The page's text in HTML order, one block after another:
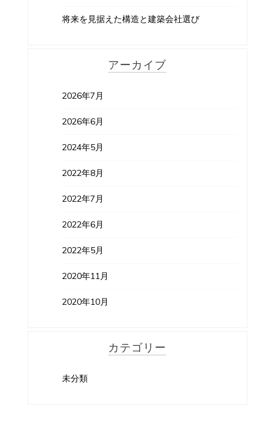
将来を見据えた構造と建築会社選び
アーカイブ
2026年7月
2026年6月
2024年5月
2022年8月
2022年7月
2022年6月
2022年5月
2020年11月
2020年10月
カテゴリー
未分類